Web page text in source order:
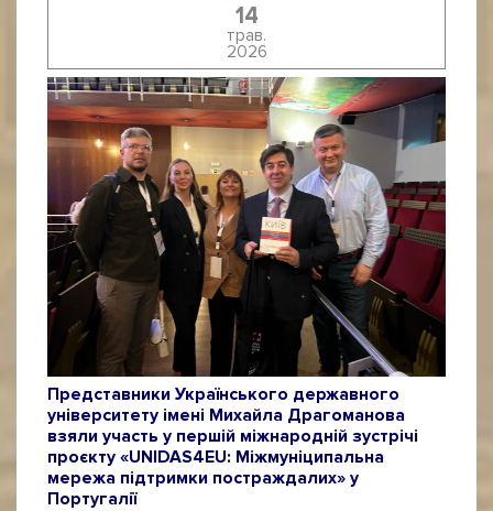
14
трав.
2026
Представники Українського державного
університету імені Михайла Драгоманова
взяли участь у першій міжнародній зустрічі
проєкту «UNIDAS4EU: Міжмуніципальна
мережа підтримки постраждалих» у
Португалії